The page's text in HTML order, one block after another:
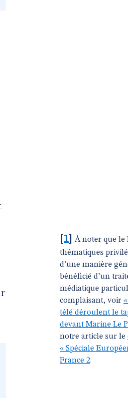
1
À noter que le
thématiques
d’une manière
bénéficié d’un
médiatique
complaisant, voir
télé déroulent le
devant Marine Le
notre article sur le
« Spéciale
France 2.